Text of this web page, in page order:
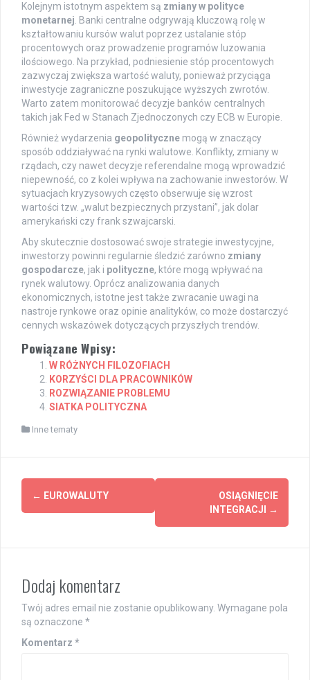
Kolejnym istotnym aspektem są zmiany w polityce
monetarnej. Banki centralne odgrywają kluczową rolę w
kształtowaniu kursów walut poprzez ustalanie stóp
procentowych oraz prowadzenie programów luzowania
ilościowego. Na przykład, podniesienie stóp procentowych
zazwyczaj zwiększa wartość waluty, ponieważ przyciąga
inwestycje zagraniczne poszukujące wyższych zwrotów.
Warto zatem monitorować decyzje banków centralnych
takich jak Fed w Stanach Zjednoczonych czy ECB w Europie.
Również wydarzenia geopolityczne mogą w znaczący
sposób oddziaływać na rynki walutowe. Konflikty, zmiany w
rządach, czy nawet decyzje referendalne mogą wprowadzić
niepewność, co z kolei wpływa na zachowanie inwestorów. W
sytuacjach kryzysowych często obserwuje się wzrost
wartości tzw. „walut bezpiecznych przystani”, jak dolar
amerykański czy frank szwajcarski.
Aby skutecznie dostosować swoje strategie inwestycyjne,
inwestorzy powinni regularnie śledzić zarówno zmiany
gospodarcze, jak i polityczne, które mogą wpływać na
rynek walutowy. Oprócz analizowania danych
ekonomicznych, istotne jest także zwracanie uwagi na
nastroje rynkowe oraz opinie analityków, co może dostarczyć
cennych wskazówek dotyczących przyszłych trendów.
Powiązane Wpisy:
W RÓŻNYCH FILOZOFIACH
KORZYŚCI DLA PRACOWNIKÓW
ROZWIĄZANIE PROBLEMU
SIATKA POLITYCZNA
Inne tematy
Post
navigation
← EUROWALUTY
OSIĄGNIĘCIE
INTEGRACJI
→
Dodaj komentarz
Twój adres email nie zostanie opublikowany. Wymagane pola
są oznaczone *
Komentarz *